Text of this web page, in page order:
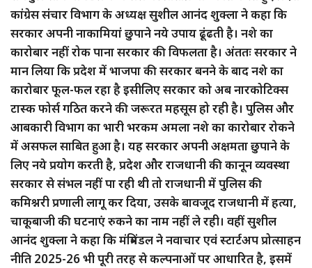
कांग्रेस संचार विभाग के अध्यक्ष सुशील आनंद शुक्ला ने कहा कि
सरकार अपनी नाकामियां छुपाने नये उपाय ढूंढती है। नशे का
कारोबार नहीं रोक पाना सरकार की विफलता है। अंततः सरकार ने
मान लिया कि प्रदेश में भाजपा की सरकार बनने के बाद नशे का
कारोबार फूल-फल रहा है इसीलिए सरकार को अब नारकोटिक्स
टास्क फोर्स गठित करने की जरूरत महसूस हो रही है। पुलिस और
आबकारी विभाग का भारी भरकम अमला नशे का कारोबार रोकने
में असफल साबित हुआ है। यह सरकार अपनी अक्षमता छुपाने के
लिए नये प्रयोग करती है, प्रदेश और राजधानी की कानून व्यवस्था
सरकार से संभल नहीं पा रही थी तो राजधानी में पुलिस की
कमिश्नरी प्रणाली लागू कर दिया, उसके बावजूद राजधानी में हत्या,
चाकूबाजी की घटनाएं रुकने का नाम नहीं ले रही। वहीं सुशील
आनंद शुक्ला ने कहा कि मंत्रिमंडल ने नवाचार एवं स्टार्टअप प्रोत्साहन
नीति 2025-26 भी पूरी तरह से कल्पनाओं पर आधारित है, इसमें